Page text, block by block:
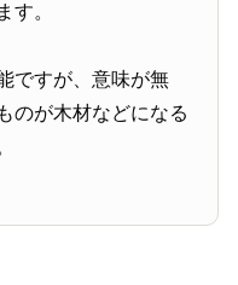
す。
ですが、意味が無
のが木材などになる